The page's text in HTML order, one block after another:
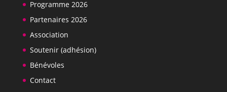
Programme 2026
Partenaires 2026
Association
Soutenir (adhésion)
Bénévoles
Contact